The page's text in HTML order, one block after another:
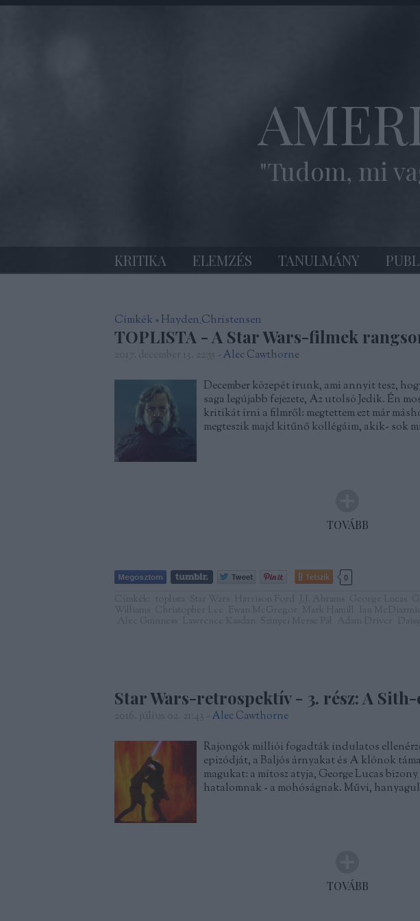
"Tudom, mi
KRITIKA ELEMZÉS TANULMÁNY
Címkék » Hayden_Christensen
TOPLISTA - A Star Wars-filmek
Alec Cawthorne
December közepét írunk, ami annyit tesz,
saga legújabb fejezete, Az utolsó Jedik. Én
kritikát írni a filmről: megtettem ezt már
megteszik majd kitűnő kollégáim, akik- sok
TOVÁBB
Tetszik 0
Star Wars-retrospektív - 3. rész: A Sith-
Alec Cawthorne
Rajongók milliói fogadták indulatos
epizódját, a Baljós árnyakat és A klónok
magukat: a mítosz atyja, George Lucas
hatalomnak - a mohóságnak. Művi, hanyagul
TOVÁBB